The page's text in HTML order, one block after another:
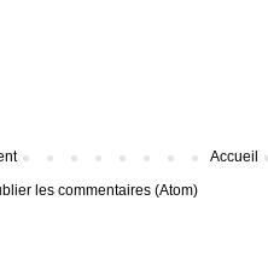
Accueil
les commentaires (Atom)